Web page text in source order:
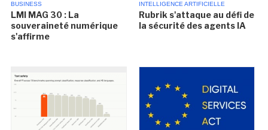
BUSINESS
LMI MAG 30 : La
souveraineté numérique
s'affirme
INTELLIGENCE ARTIFICIELLE
Rubrik s'attaque au défi de
la sécurité des agents IA